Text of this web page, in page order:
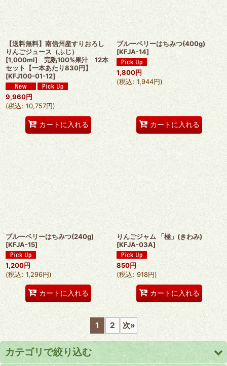
【送料無料】南信州産すりおろし
りんごジュース（ふじ）
[1,000ml] 完熟100%果汁 12本
セット【一本あたり830円】
[KFJ100-01-12]
9,960円
(税込: 10,757円)
カートに入れる
ブルーベリーはちみつ(400g)
[KFJA-14]
1,800円
(税込: 1,944円)
カートに入れる
ブルーベリーはちみつ(240g)
[KFJA-15]
1,200円
(税込: 1,296円)
カートに入れる
りんごジャム 「極」(きわみ)
[KFJA-03A]
850円
(税込: 918円)
カートに入れる
1 2 次»
カテゴリで絞り込む